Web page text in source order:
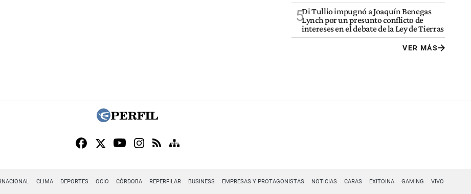
5Di Tullio impugnó a Joaquín Benegas
Lynch por un presunto conflicto de
intereses en el debate de la Ley de Tierras
VER MÁS
CLIMA DEPORTES OCIO CÓRDOBA REPERFILAR BUSINESS EMPRESAS Y PROTAGONISTAS NOTICIAS CARAS EXITOINA GAMING VIVO